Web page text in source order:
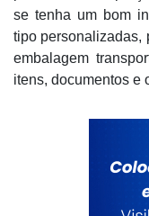
se tenha um bom
tipo personalizadas,
embalagem
itens, documentos e